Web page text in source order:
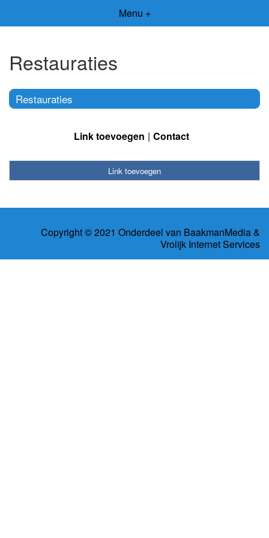
Menu +
Restauraties
Restauraties
Link toevoegen Contact
Link toevoegen
Copyright © 2021 Onderdeel van BaakmanMedia&
Vrolijk Internet Services